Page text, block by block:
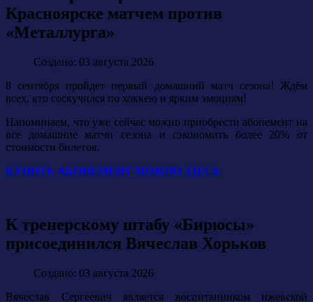
Красноярске матчем против
«Металлурга»
Создано: 03 августа 2026
8 сентября пройдет первый домашний матч сезона! Ждём
всех, кто соскучился по хоккею и ярким эмоциям!
Напоминаем, что уже сейчас можно приобрести абонемент на
все домашние матчи сезона и сэкономить более 20% от
стоимости билетов.
КУПИТЬ АБОНЕМЕНТ МОЖНО ЗДЕСЬ
К тренерскому штабу «Бирюсы»
присоединился Вячеслав Хорьков
Создано: 03 августа 2026
Вячеслав Сергеевич является воспитанником ижевской